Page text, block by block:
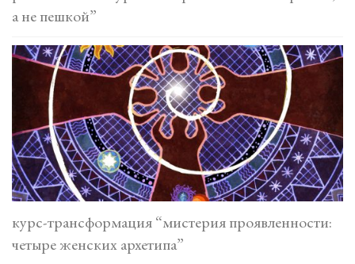
а не пешкой”
курс-трансформация “мистерия проявленности:
четыре женских архетипа”